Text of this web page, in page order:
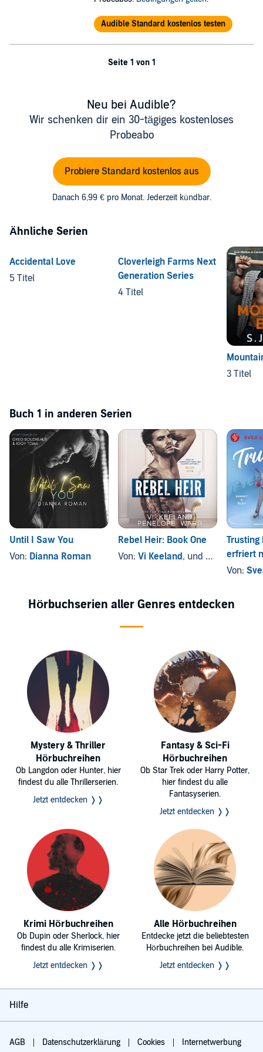
©2018 Patricia Camburn Zick (P)2021 Patricia Camburn Zick
Audible Standard kostenlos testen
Seite 1 von 1
Neu bei Audible?
Wir schenken dir ein 30-tägiges kostenloses
Probeabo
Probiere Standard kostenlos aus
Danach 6,99 € pro Monat. Jederzeit kündbar.
Ähnliche Serien
Accidental Love
5 Titel
Cloverleigh Farms Next
Generation Series
4 Titel
3 Titel
Buch 1 in anderen Serien
Until I Saw You
Von: Dianna Roman
Rebel Heir: Book One
Von: Vi Keeland, und andere
erfriert
Riley
Von:
Hörbuchserien aller Genres entdecken
Mystery & Thriller
Hörbuchreihen
Ob Langdon oder Hunter, hier
findest du alle Thrillerserien.
Jetzt entdecken ❭❭
Fantasy & Sci-Fi
Hörbuchreihen
Ob Star Trek oder Harry Potter,
hier findest du alle
Fantasyserien.
Jetzt entdecken ❭❭
Krimi Hörbuchreihen
Ob Dupin oder Sherlock, hier
findest du alle Krimiserien.
Jetzt entdecken ❭❭
Alle Hörbuchreihen
Entdecke jetzt die beliebtesten
Hörbuchreihen bei Audible.
Jetzt entdecken ❭❭
Hilfe
AGB Datenschutzerklärung Cookies Internetwerbung